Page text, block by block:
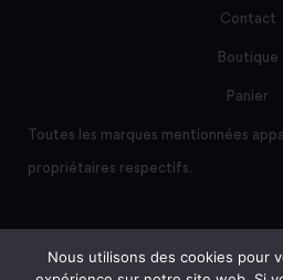
Contact
Boutique
Panier
Toutes les marques mentionnées
propriétaires respectifs.
Site créé et maintenu
Nous utilisons des cookies pour